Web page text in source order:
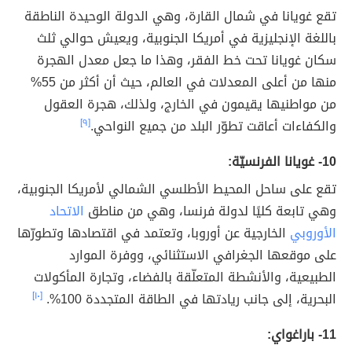
تقع غويانا في شمال القارة، وهي الدولة الوحيدة الناطقة
باللغة الإنجليزية في أمريكا الجنوبية، ويعيش حوالي ثلث
سكان غويانا تحت خط الفقر، وهذا ما جعل معدل الهجرة
منها من أعلى المعدلات في العالم، حيث أن أكثر من 55%
من مواطنيها يقيمون في الخارج، ولذلك، هجرة العقول
والكفاءات أعاقت تطوّر البلد من جميع النواحي.[٩]
10- غويانا الفرنسيّة:
تقع على ساحل المحيط الأطلسي الشمالي لأمريكا الجنوبية،
وهي تابعة كليًا لدولة فرنسا، وهي من مناطق الاتحاد
الأوروبي الخارجية عن أوروبا، وتعتمد في اقتصادها وتطورّها
على موقعها الجغرافي الاستثنائي، ووفرة الموارد
الطبيعية، والأنشطة المتعلّقة بالفضاء، وتجارة المأكولات
البحرية، إلى جانب ريادتها في الطاقة المتجددة 100%.
[١٠]
11- باراغواي: